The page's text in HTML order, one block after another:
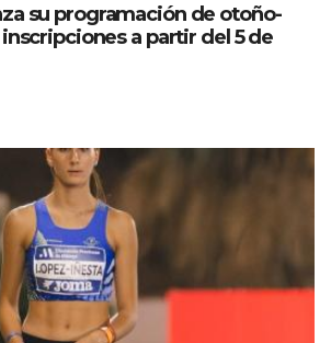
su programación de otoño-
a partir del 5 de